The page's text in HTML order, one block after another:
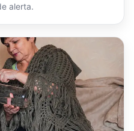
alerta.